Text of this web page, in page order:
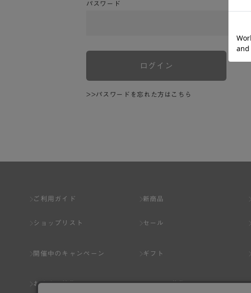
パスワード
ログイン
>>パスワードを忘れた方はこちら
ご利用ガイド
ショップリスト
開催中のキャンペーン
おすすめ特集
新商品
セール
ギフト
スタッフ募集